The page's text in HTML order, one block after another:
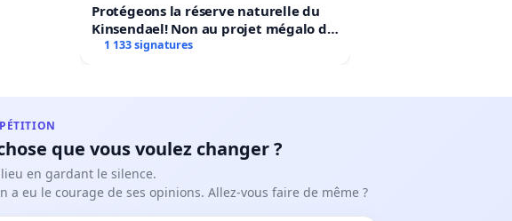
Protégeons la réserve naturelle du
Kinsendael! Non au projet mégalo du
Centre sportif Le Roseau!
1 133 signatures
que vous voulez changer ?
en gardant le silence.
a eu le courage de ses opinions. Allez-vous faire de même ?